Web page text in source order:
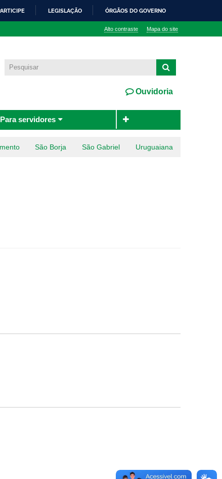
LEGISLAÇÃO ÓRGÃOS DO GOVERNO
Alto contraste Mapa do site
Ouvidoria
Para servidores
São Borja São Gabriel Uruguaiana